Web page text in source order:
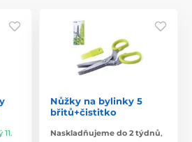
Nůžky na bylinky 5
břitů+čistitko
Naskladňujeme do 2 týdnů,